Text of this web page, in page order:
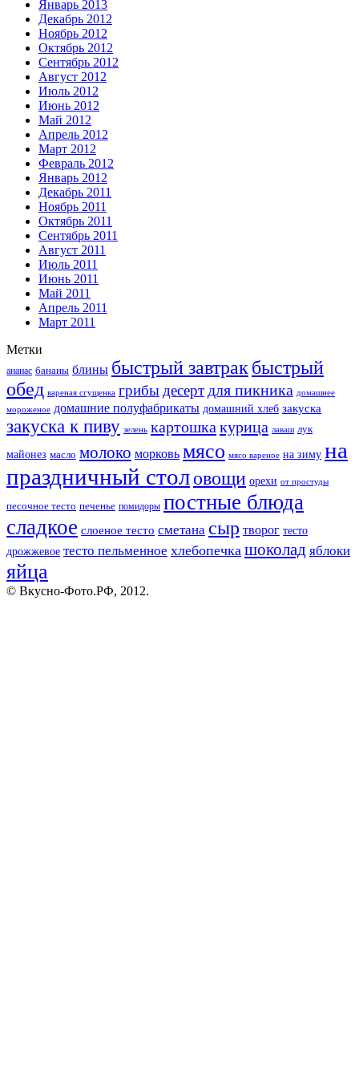
Январь 2013
Декабрь 2012
Ноябрь 2012
Октябрь 2012
Сентябрь 2012
Август 2012
Июль 2012
Июнь 2012
Май 2012
Апрель 2012
Март 2012
Февраль 2012
Январь 2012
Декабрь 2011
Ноябрь 2011
Октябрь 2011
Сентябрь 2011
Август 2011
Июль 2011
Июнь 2011
Май 2011
Апрель 2011
Март 2011
Метки
ананас бананы блины быстрый завтракбыстрый
обед вареная сгущенка грибыдесерт для пикника домашнее
мороженое домашние полуфабрикаты домашний хлеб закуска
закуска к пиву зелень картошка курица лаваш лук
майонез масло молоко морковь мясо мясо вареное на зиму на
праздничный столовощи орехи от простуды
песочное тесто печенье помидоры постные блюда
сладкое слоеное тесто сметана сыр творог тесто
дрожжевое тесто пельменное хлебопечка шоколад яблоки
яйца
© Вкусно-Фото.РФ, 2012.